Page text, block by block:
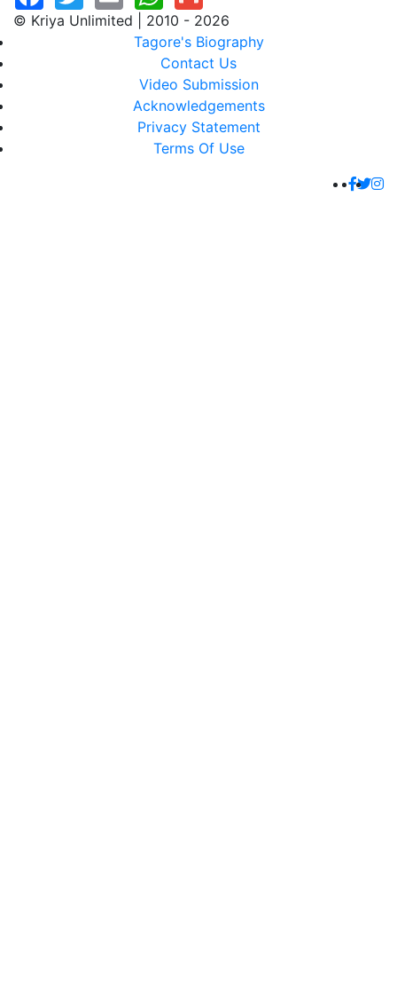
© Kriya Unlimited | 2010 - 2026
Tagore's Biography
Contact Us
Video Submission
Acknowledgements
Privacy Statement
Terms Of Use